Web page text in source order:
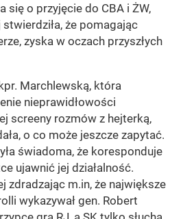
się o przyjęcie do CBA i ŻW,
że pomagając
zyska w oczach przyszłych
Marchlewską, która
nieprawidłowości
screeny rozmów z hejterką,
o co może jeszcze zapytać.
świadoma, że koresponduje
ujawnić jej działalność.
zdradzając m.in, że największe
wykazywał gen. Robert